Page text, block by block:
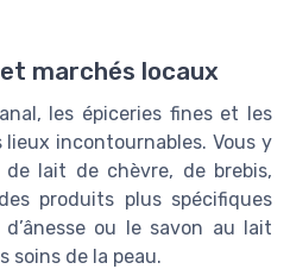
marchés locaux
les épiceries fines et les
incontournables. Vous y
lait de chèvre, de brebis,
produits plus spécifiques
ou le savon au lait
soins de la peau.